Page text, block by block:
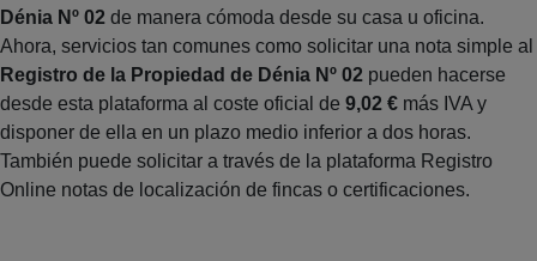
Dénia Nº 02 de manera cómoda desde su casa u oficina.
Ahora, servicios tan comunes como solicitar una nota simple al
Registro de la Propiedad de Dénia Nº 02 pueden hacerse
desde esta plataforma al coste oficial de 9,02 € más IVA y
disponer de ella en un plazo medio inferior a dos horas.
También puede solicitar a través de la plataforma Registro
Online notas de localización de fincas o certificaciones.